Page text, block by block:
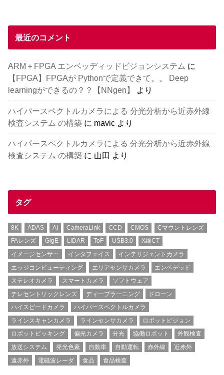
最近のコメント
ARM＋FPGA エンベッディッドビジョンシステム に
【FPGA】FPGAが Pythonで定義できて。。 Deep
learningができるの？？【NNgen】
より
ハイパースペクトルカメラによる 分光分析から近赤外線
検査システム の構築 に mavic より
ハイパースペクトルカメラによる 分光分析から近赤外線
検査システム の構築 に 山田 より
タグ
8K ADAS AI CameraLink CCD CMOS
Cマウントレンズ
FAレンズ
GigE LiDAR ToF USB3.0
X線CT
イメージセンサー
インタフェイス
インテリジェントカメラ
エッジコンピューティング
エリアセンサカメラ
エンベデッド
ステレオカメラ
スマートカメラ
ソフトウェア
テレセントリックレンズ
ディープラーニング
ドローン
ハイスピードカメラ
ハイパースペクトルカメラ
ラインスキャンカメラ
ラインセンサカメラ
ロボットビジョン
ロボットピッキング
偏光カメラ 分光 協働ロボット
外観検査
放送システム
発光色素 自動車 自動運転 赤外線
近赤外
遠赤外
電磁波レーダ 食品 食品検査